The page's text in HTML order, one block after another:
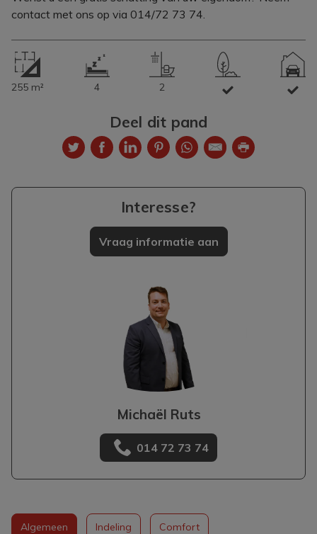
contact met ons op via 014/72 73 74.
255 m² 4 2
Deel dit pand
Interesse?
Vraag informatie aan
Michaël Ruts
014 72 73 74
Algemeen Indeling Comfort